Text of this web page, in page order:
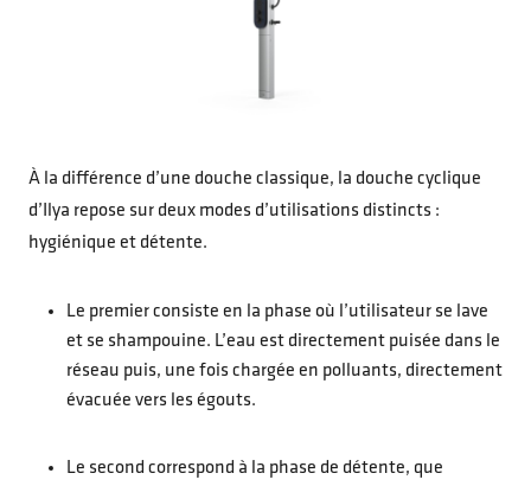
À la différence d’une douche classique, la douche cyclique
d’Ilya repose sur deux modes d’utilisations distincts :
hygiénique et détente.
Le premier consiste en la phase où l’utilisateur se lave
et se shampouine. L’eau est directement puisée dans le
réseau puis, une fois chargée en polluants, directement
évacuée vers les égouts.
Le second correspond à la phase de détente, que